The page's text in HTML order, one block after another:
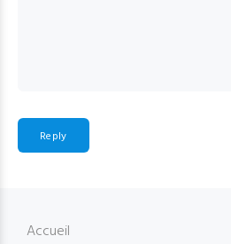
Reply
Accueil